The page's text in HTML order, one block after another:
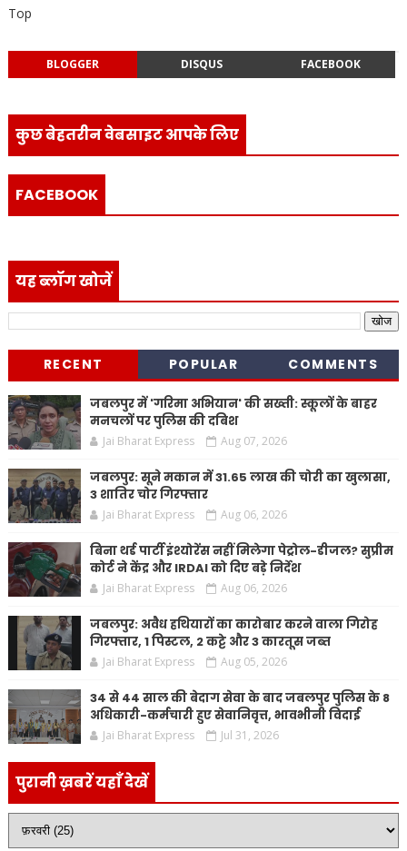
Top
BLOGGER DISQUS FACEBOOK
कुछ बेहतरीन वेबसाइट आपके लिए
FACEBOOK
यह ब्लॉग खोजें
RECENT POPULAR COMMENTS
जबलपुर में 'गरिमा अभियान' की सख्ती: स्कूलों के बाहर
मनचलों पर पुलिस की दबिश
Jai Bharat Express Aug 07, 2026
जबलपुर: सूने मकान में 31.65 लाख की चोरी का खुलासा,
3 शातिर चोर गिरफ्तार
Jai Bharat Express Aug 06, 2026
बिना थर्ड पार्टी इंश्योरेंस नहीं मिलेगा पेट्रोल-डीजल? सुप्रीम
कोर्ट ने केंद्र और IRDAI को दिए बड़े निर्देश
Jai Bharat Express Aug 06, 2026
जबलपुर: अवैध हथियारों का कारोबार करने वाला गिरोह
गिरफ्तार, 1 पिस्टल, 2 कट्टे और 3 कारतूस जब्त
Jai Bharat Express Aug 05, 2026
34 से 44 साल की बेदाग सेवा के बाद जबलपुर पुलिस के 8
अधिकारी-कर्मचारी हुए सेवानिवृत्त, भावभीनी विदाई
Jai Bharat Express Jul 31, 2026
पुरानी ख़बरें यहाँ देखें